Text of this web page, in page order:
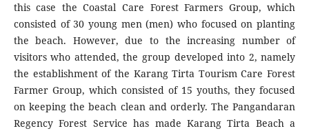
this case the Coastal Care Forest Farmers Group, which
consisted of 30 young men (men) who focused on planting
the beach. However, due to the increasing number of
visitors who attended, the group developed into 2, namely
the establishment of the Karang Tirta Tourism Care Forest
Farmer Group, which consisted of 15 youths, they focused
on keeping the beach clean and orderly. The Pangandaran
Regency Forest Service has made Karang Tirta Beach a